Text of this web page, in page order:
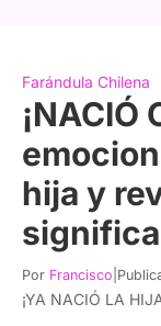
Farándula Chilena
¡NACIÓ
hija y
Por Francisco
¡YA NACIÓ LA